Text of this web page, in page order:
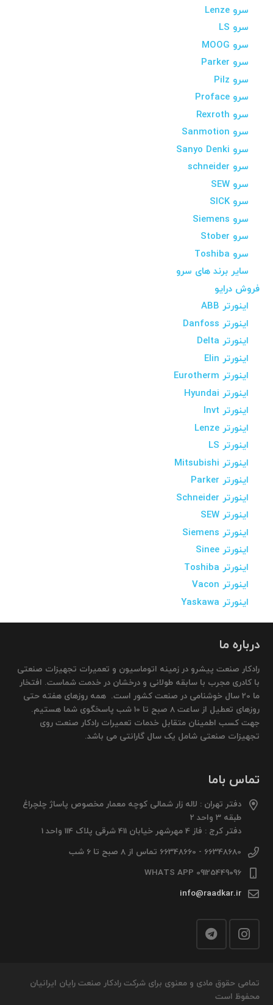
سرو Lenze
سرو LS
سرو MOOG
سرو Parker
سرو Pilz
سرو Proface
سرو Rexroth
سرو Sanmotion
سرو Sanyo Denki
سرو schneider
سرو SEW
سرو SICK
سرو Siemens
سرو Stober
سرو Toshiba
سایر برند های سرو
فروش درایو
اینورتر ABB
اینورتر Danfoss
اینورتر Delta
اینورتر Elin
اینورتر Eurotherm
اینورتر Hyundai
اینورتر Invt
اینورتر Lenze
اینورتر LS
اینورتر Mitsubishi
اینورتر Parker
اینورتر Schneider
اینورتر SEW
اینورتر Siemens
اینورتر Sinee
اینورتر Toshiba
اینورتر Vacon
اینورتر Yaskawa
درباره ما
رادکار صنعت پیشرو در زمینه اتوماسیون و تعمیرات تجهیزات صنعتی
با کادری مجرب با سابقه طولانی و درخشان در خدمت شماست. افتخار
ما 20 سال خوشنامی در صنعت کشور است. همه روزهای هفته حتی
روزهای تعطیل از ساعت 8 صبح تا 10 شب پاسخگوی شما هستیم.
جهت کسب اطمینان متقابل خدمات تعمیرات رادکار صنعت روی
تجهیزات صنعتی شامل یک سال گارانتی می باشد.
تماس باما
دفتر تهران : لاله زار شمالی کوچه معمار مخصوص پاساژ چلچراغ
طبقه 3 واحد 2
دفتر کرج : فاز 4 مهرشهر خیابان 411 شرقی پلاک 114 واحد 1
66348680 - 66348660 تماس از 8 صبح تا 6 شب
09125449096 WHATS APP
info@raadkar.ir
تمامی حقوق مادی و معنوی برای شرکت رادکار صنعت رایان ایرانیان
محفوظ است